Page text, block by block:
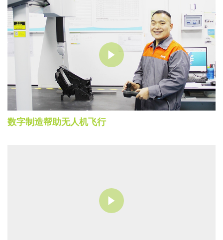
数字制造帮助无人机飞行